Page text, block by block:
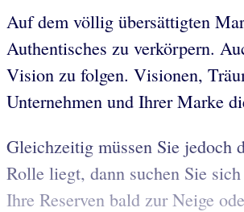
Auf dem völlig übersättigten
Authentisches zu verkörpern.
Vision zu folgen. Visionen,
Unternehmen und Ihrer Marke
Gleichzeitig müssen Sie jedoch
Rolle liegt, dann suchen Sie
Ihre Reserven bald zur Neige